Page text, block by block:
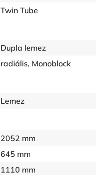
Twin Tube
Dupla lemez
radiális, Monoblock
Lemez
2052 mm
645 mm
1110 mm